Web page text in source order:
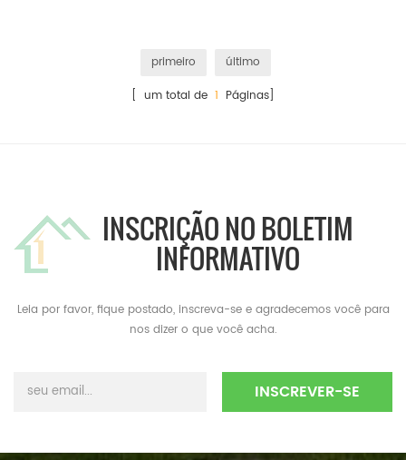
primeiro
último
[ um total de 1 Páginas]
INSCRIÇÃO NO BOLETIM
INFORMATIVO
Leia por favor, fique postado, inscreva-se e agradecemos você para
nos dizer o que você acha.